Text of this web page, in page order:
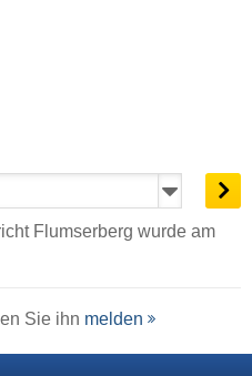
Flumserberg wurde am
Sie ihn melden